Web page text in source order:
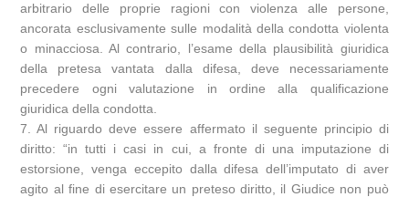
arbitrario delle proprie ragioni con violenza alle persone,
ancorata esclusivamente sulle modalità della condotta violenta
o minacciosa. Al contrario, l’esame della plausibilità giuridica
della pretesa vantata dalla difesa, deve necessariamente
precedere ogni valutazione in ordine alla qualificazione
giuridica della condotta.
7. Al riguardo deve essere affermato il seguente principio di
diritto: “in tutti i casi in cui, a fronte di una imputazione di
estorsione, venga eccepito dalla difesa dell’imputato di aver
agito al fine di esercitare un preteso diritto, il Giudice non può